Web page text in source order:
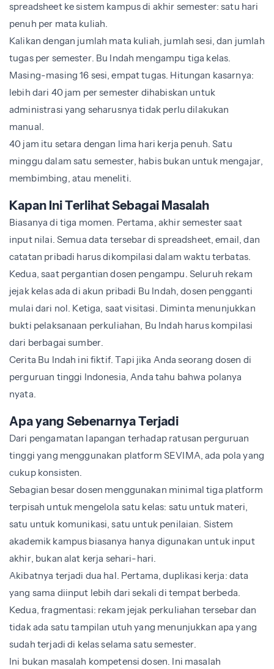
spreadsheet ke sistem kampus di akhir semester: satu hari
penuh per mata kuliah.
Kalikan dengan jumlah mata kuliah, jumlah sesi, dan jumlah
tugas per semester. Bu Indah mengampu tiga kelas.
Masing-masing 16 sesi, empat tugas. Hitungan kasarnya:
lebih dari 40 jam per semester dihabiskan untuk
administrasi yang seharusnya tidak perlu dilakukan
manual.
40 jam itu setara dengan lima hari kerja penuh. Satu
minggu dalam satu semester, habis bukan untuk mengajar,
membimbing, atau meneliti.
Kapan Ini Terlihat Sebagai Masalah
Biasanya di tiga momen. Pertama, akhir semester saat
input nilai. Semua data tersebar di spreadsheet, email, dan
catatan pribadi harus dikompilasi dalam waktu terbatas.
Kedua, saat pergantian dosen pengampu. Seluruh rekam
jejak kelas ada di akun pribadi Bu Indah, dosen pengganti
mulai dari nol. Ketiga, saat visitasi. Diminta menunjukkan
bukti pelaksanaan perkuliahan, Bu Indah harus kompilasi
dari berbagai sumber.
Cerita Bu Indah ini fiktif. Tapi jika Anda seorang dosen di
perguruan tinggi Indonesia, Anda tahu bahwa polanya
nyata.
Apa yang Sebenarnya Terjadi
Dari pengamatan lapangan terhadap ratusan perguruan
tinggi yang menggunakan platform SEVIMA, ada pola yang
cukup konsisten.
Sebagian besar dosen menggunakan minimal tiga platform
terpisah untuk mengelola satu kelas: satu untuk materi,
satu untuk komunikasi, satu untuk penilaian. Sistem
akademik kampus biasanya hanya digunakan untuk input
akhir, bukan alat kerja sehari-hari.
Akibatnya terjadi dua hal. Pertama, duplikasi kerja: data
yang sama diinput lebih dari sekali di tempat berbeda.
Kedua, fragmentasi: rekam jejak perkuliahan tersebar dan
tidak ada satu tampilan utuh yang menunjukkan apa yang
sudah terjadi di kelas selama satu semester.
Ini bukan masalah kompetensi dosen. Ini masalah